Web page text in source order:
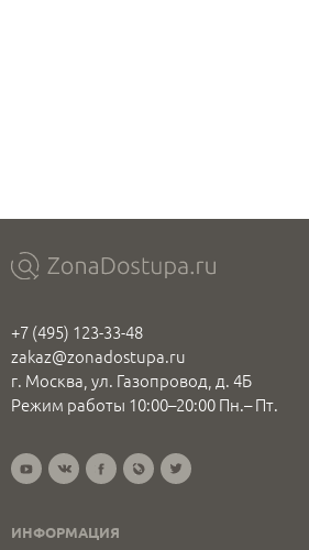
+7 (495) 123-33-48
zakaz@zonadostupa.ru
г. Москва, ул. Газопровод, д. 4Б
Режим работы 10:00–20:00 Пн.– Пт.
ИНФОРМАЦИЯ